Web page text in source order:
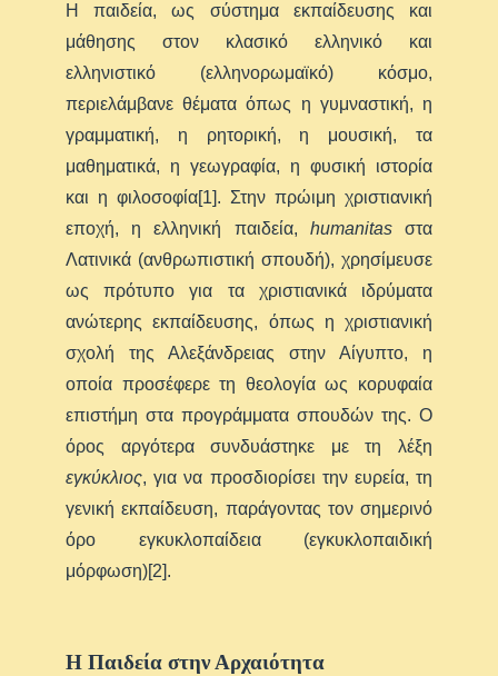
Η παιδεία, ως σύστημα εκπαίδευσης και
μάθησης στον κλασικό ελληνικό και
ελληνιστικό (ελληνορωμαϊκό) κόσμο,
περιελάμβανε θέματα όπως η γυμναστική, η
γραμματική, η ρητορική, η μουσική, τα
μαθηματικά, η γεωγραφία, η φυσική ιστορία
και η φιλοσοφία[1]. Στην πρώιμη χριστιανική
εποχή, η ελληνική παιδεία, humanitasστα
Λατινικά (ανθρωπιστική σπουδή), χρησίμευσε
ως πρότυπο για τα χριστιανικά ιδρύματα
ανώτερης εκπαίδευσης, όπως η χριστιανική
σχολή της Αλεξάνδρειας στην Αίγυπτο, η
οποία προσέφερε τη θεολογία ως κορυφαία
επιστήμη στα προγράμματα σπουδών της. Ο
όρος αργότερα συνδυάστηκε με τη λέξη
εγκύκλιος, για να προσδιορίσει την ευρεία, τη
γενική εκπαίδευση, παράγοντας τον σημερινό
όρο εγκυκλοπαίδεια (εγκυκλοπαιδική
μόρφωση)[2].
Η Παιδεία στην Αρχαιότητα